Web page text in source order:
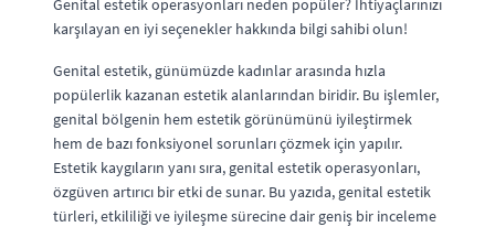
Genital estetik operasyonları neden popüler? İhtiyaçlarınızı
karşılayan en iyi seçenekler hakkında bilgi sahibi olun!
Genital estetik, günümüzde kadınlar arasında hızla
popülerlik kazanan estetik alanlarından biridir. Bu işlemler,
genital bölgenin hem estetik görünümünü iyileştirmek
hem de bazı fonksiyonel sorunları çözmek için yapılır.
Estetik kaygıların yanı sıra, genital estetik operasyonları,
özgüven artırıcı bir etki de sunar. Bu yazıda, genital estetik
türleri, etkililiği ve iyileşme sürecine dair geniş bir inceleme